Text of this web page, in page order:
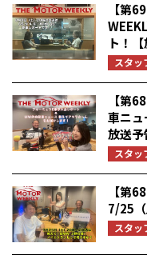
【第
ト！【
スタッ
【第
車ニュ
放送予
スタッ
【第
7/25（
スタッ